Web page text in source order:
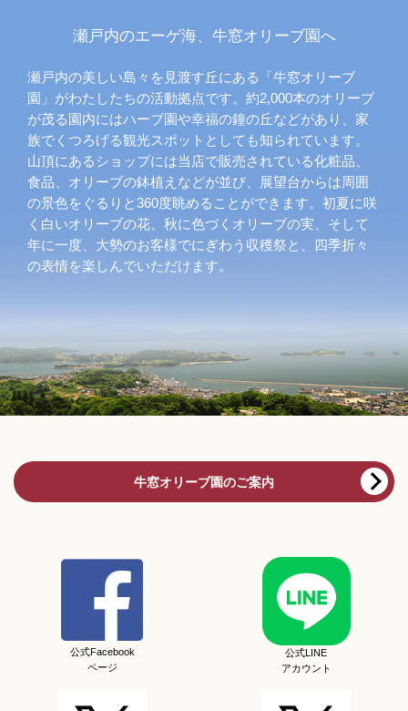
瀬戸内のエーゲ海、牛窓オリーブ園へ
瀬戸内の美しい島々を見渡す丘にある「牛窓オリーブ
園」がわたしたちの活動拠点です。約2,000本のオリーブ
が茂る園内にはハーブ園や幸福の鐘の丘などがあり、家
族でくつろげる観光スポットとしても知られています。
山頂にあるショップには当店で販売されている化粧品、
食品、オリーブの鉢植えなどが並び、展望台からは周囲
の景色をぐるりと360度眺めることができます。初夏に咲
く白いオリーブの花、秋に色づくオリーブの実、そして
年に一度、大勢のお客様でにぎわう収穫祭と、四季折々
の表情を楽しんでいただけます。
牛窓オリーブ園のご案内
公式Facebook
ページ
公式LINE
アカウント